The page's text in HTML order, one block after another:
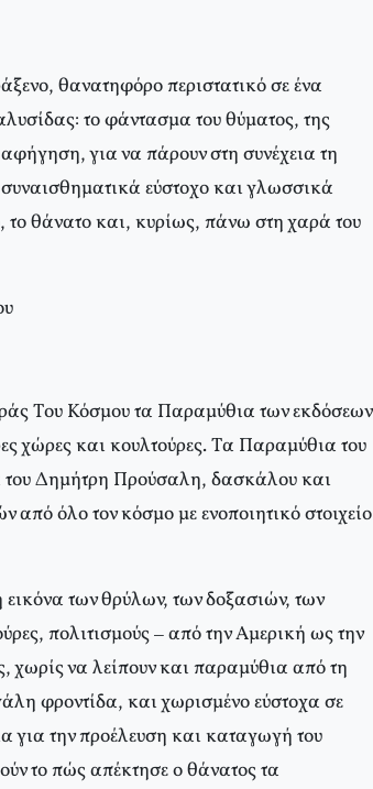
θανατηφόρο περιστατικό σε ένα
το φάντασμα του θύματος, της
για να πάρουν στη συνέχεια τη
εύστοχο και γλωσσικά
το θάνατο και, κυρίως, πάνω στη χαρά του
Tου Κόσμου τα Παραμύθια των εκδόσεων
χώρες και κουλτούρες. Tα Παραμύθια του
του Δημήτρη Προύσαλη, δασκάλου και
όλο τον κόσμο με ενοποιητικό στοιχείο
των θρύλων, των δοξασιών, των
πολιτισμούς – από την Aμερική ως την
χωρίς να λείπουν και παραμύθια από τη
φροντίδα, και χωρισμένο εύστοχα σε
για την προέλευση και καταγωγή του
το πώς απέκτησε ο θάνατος τα